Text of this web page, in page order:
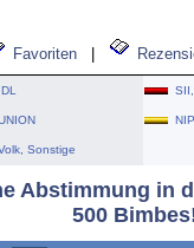
Favoriten
NIP
Sonstige
Abstimmung in
500